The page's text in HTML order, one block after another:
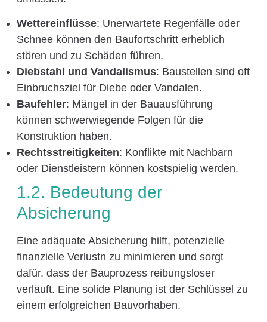
Wettereinflüsse: Unerwartete Regenfälle oder
Schnee können den Baufortschritt erheblich
stören und zu Schäden führen.
Diebstahl und Vandalismus: Baustellen sind oft
Einbruchsziel für Diebe oder Vandalen.
Baufehler: Mängel in der Bauausführung
können schwerwiegende Folgen für die
Konstruktion haben.
Rechtsstreitigkeiten: Konflikte mit Nachbarn
oder Dienstleistern können kostspielig werden.
1.2. Bedeutung der
Absicherung
Eine adäquate Absicherung hilft, potenzielle
finanzielle Verlustn zu minimieren und sorgt
dafür, dass der Bauprozess reibungsloser
verläuft. Eine solide Planung ist der Schlüssel zu
einem erfolgreichen Bauvorhaben.